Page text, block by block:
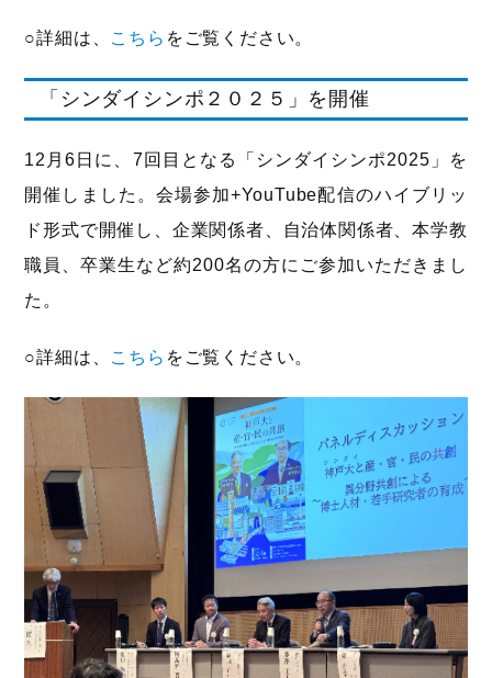
○詳細は、 こちら をご覧ください。
「シンダイシンポ２０２５」を開催
12月6日に、7回目となる「シンダイシンポ2025」を
開催しました。会場参加+YouTube配信のハイブリッ
ド形式で開催し、企業関係者、自治体関係者、本学教
職員、卒業生など約200名の方にご参加いただきまし
た。
○詳細は、 こちら をご覧ください。